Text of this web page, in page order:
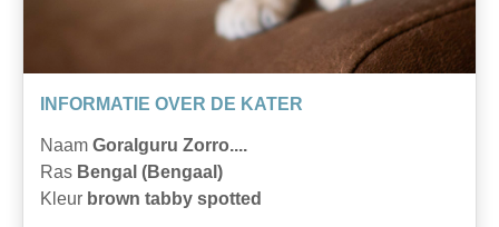
INFORMATIE OVER DE KATER
Naam Goralguru Zorro....
Ras Bengal (Bengaal)
Kleur brown tabby spotted